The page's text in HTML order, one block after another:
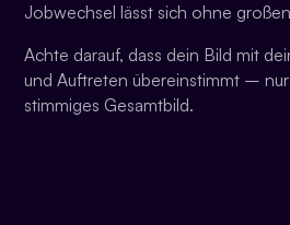
Jobwechsel lässt sich ohne
Achte darauf, dass dein Bild mit
und Auftreten übereinstimmt –
stimmiges Gesamtbild.